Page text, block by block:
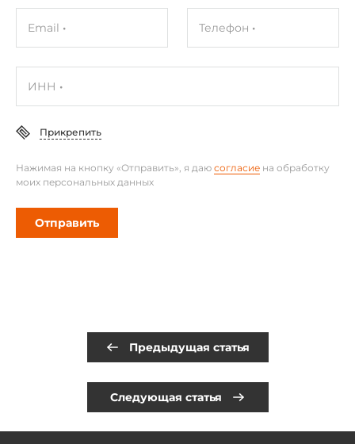
Email Телефон
ИНН
Прикрепить
Отправить
Нажимая на кнопку «Отправить», я даю согласие на обработку
моих персональных данных
Предыдущая статья
Следующая статья